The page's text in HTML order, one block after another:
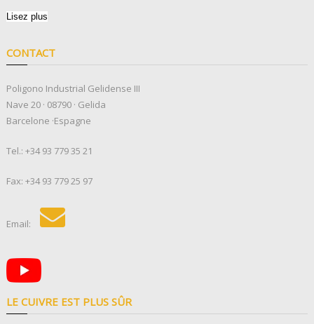
Lisez plus
CONTACT
Poligono Industrial Gelidense III
Nave 20 · 08790 · Gelida
Barcelone ·Espagne
Tel.: +34 93 779 35 21
Fax: +34 93 779 25 97
Email:
LE CUIVRE EST PLUS SÛR